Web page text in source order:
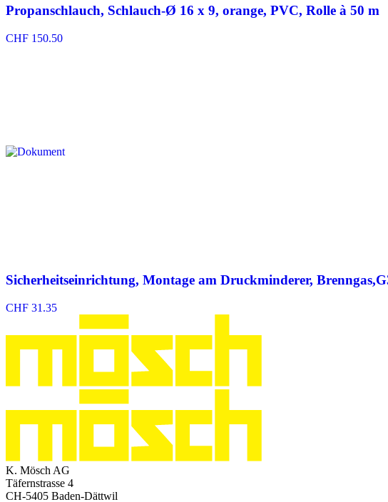
Propanschlauch, Schlauch-Ø 16 x 9, orange, PVC, Rolle à 50 m
CHF 150.50
Sicherheitseinrichtung, Montage am Druckminderer,
CHF 31.35
K. Mösch AG
Täfernstrasse 4
CH-5405 Baden-Dättwil